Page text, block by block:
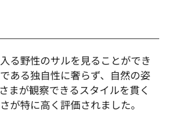
る野性のサルを見ることができ
ある独自性に奢らず、自然の姿
まが観察できるスタイルを貫く
が特に高く評価されました。